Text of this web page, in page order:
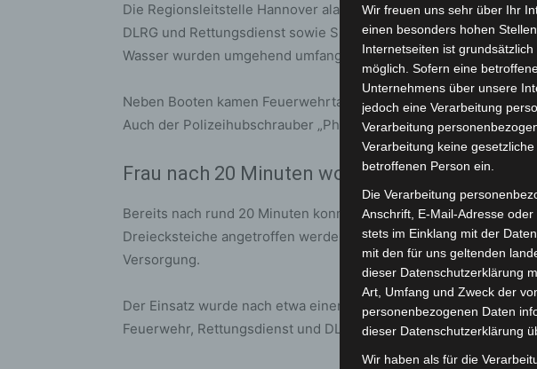
Die Regionsleitstelle Hannover alarmierte daraufhin zahlreiche
DLRG und Rettungsdienst sowie Spezialkräfte für die
Wasser wurden umgehend umfangreiche Suchmaßnahmen
Neben Booten kamen Feuerwehrtaucher und speziell
Auch der Polizeihubschrauber „Phönix“ unterstützte die Suche
Frau nach 20 Minuten wohlbehalten entdeckt
Bereits nach rund 20 Minuten konnte die vermisste Frau an
Dreiecksteiche angetroffen werden. Sie war unverletzt und
Versorgung.
Der Einsatz wurde nach etwa einer halben Stunde beendet.
Feuerwehr, Rettungsdienst und DLRG vor Ort.
Wir freuen uns sehr über Ihr
einen besonders hohen
Internetseiten ist
möglich. Sofern eine
Unternehmens über unsere
jedoch eine Verarbeitung
Verarbeitung
Verarbeitung keine
betroffenen Person ein.
Die Verarbeitung
Anschrift, E-Mail-Adresse
stets im Einklang mit der
mit den für uns geltenden
dieser Datenschutzerklärung
Art, Umfang und Zweck der
personenbezogenen Daten
dieser Datenschutzerklärung
Wir haben als für die